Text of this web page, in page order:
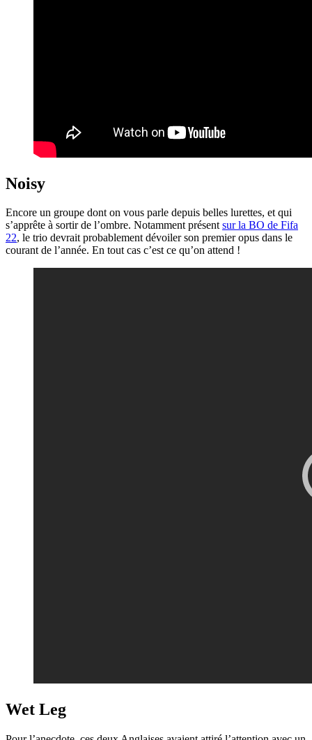
Noisy
Encore un groupe dont on vous parle depuis belles lurettes, et qui
s’apprête à sortir de l’ombre. Notamment présentsur la BO de Fifa
22, le trio devrait probablement dévoiler son premier opus dans le
courant de l’année. En tout cas c’est ce qu’on attend !
Wet Leg